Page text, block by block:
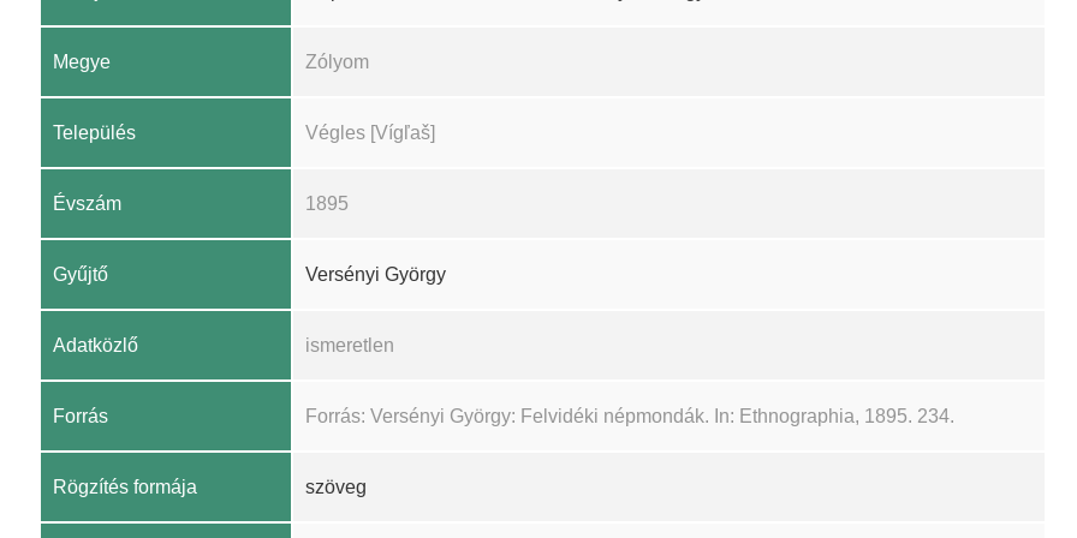
Megye Zólyom
Település Végles [Vígľaš]
Évszám 1895
Gyűjtő Versényi György
Adatközlő ismeretlen
Forrás Forrás: Versényi György: Felvidéki népmondák. In: Ethnographia, 1895. 234.
Rögzítés formája szöveg